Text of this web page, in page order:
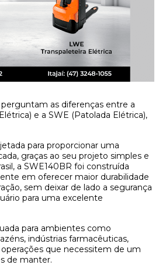
as diferenças entre a
e a SWE (Patolada Elétrica),
para proporcionar uma
graças ao seu projeto simples e
a SWE140BR foi construída
em oferecer maior durabilidade
sem deixar de lado a segurança
para uma excelente
para ambientes como
indústrias farmacêuticas,
que necessitem de um
de manter.